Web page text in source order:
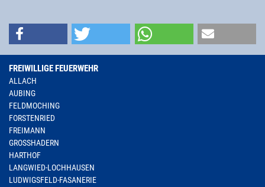
FREIWILLIGE FEUERWEHR
ALLACH
AUBING
FELDMOCHING
FORSTENRIED
FREIMANN
GROSSHADERN
HARTHOF
LANGWIED-LOCHHAUSEN
LUDWIGSFELD-FASANERIE